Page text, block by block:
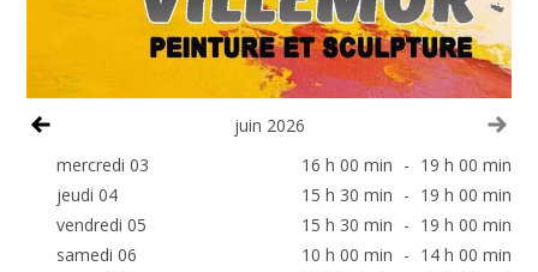
juin 2026
mercredi 03 16 h 00 min - 19 h 00 min
jeudi 04
15 h 30 min - 19 h 00 min
vendredi 05
15 h 30 min - 19 h 00 min
samedi 06
10 h 00 min - 14 h 00 min